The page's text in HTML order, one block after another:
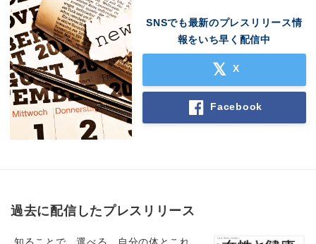
SNSでも最新のプレスリリース情
報をいち早く配信中
X
Facebook
過去に配信したプレスリリース